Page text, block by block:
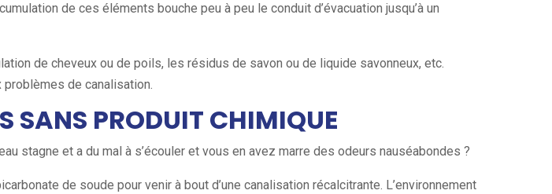
de ces éléments bouche peu à peu le conduit d’évacuation jusqu’à un
de cheveux ou de poils, les résidus de savon ou de liquide savonneux, etc.
problèmes de canalisation.
SANS PRODUIT CHIMIQUE
stagne et a du mal à s’écouler et vous en avez marre des odeurs nauséabondes ?
de soude pour venir à bout d’une canalisation récalcitrante. L’environnement